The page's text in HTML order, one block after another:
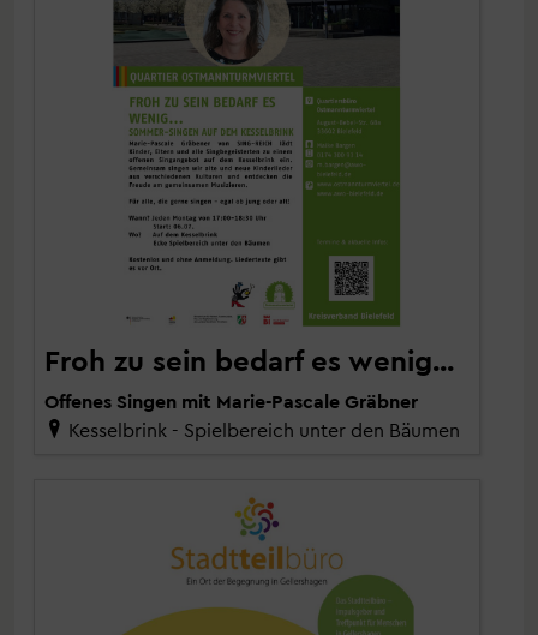
Froh zu sein bedarf es wenig...
Offenes Singen mit Marie-Pascale Gräbner
Kesselbrink - Spielbereich unter den Bäumen